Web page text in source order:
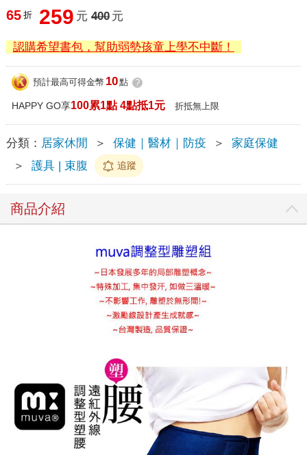
65 折 259 元 400 元
認購希望書包，幫助弱勢孩童上學不中斷！
預計最高可得金幣 10點 ?
HAPPY GO享100累1點 4點抵1元 折抵無上限
分類： 居家休閒 ＞ 保健｜醫材｜防疫 ＞
家庭保健
＞
護具 | 束腹 追蹤
商品介紹